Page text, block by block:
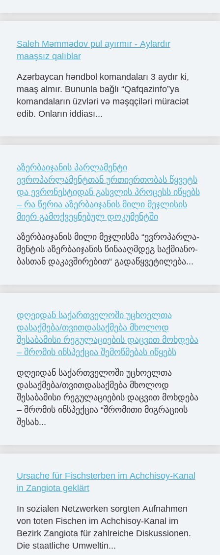
Saleh Məmmədov pul ayırmır - Aylardır
maaşsız qalıblar
Azərbaycan həndbol komandaları 3 aydır ki,
maaş almır. Bununla bağlı “Qafqazinfo”ya
komandaların üzvləri və məşqçiləri müraciət
edib. Onların iddiası...
აზერბაიჯანის პარლამენტი
ევროპარლამენტთან ურთიერთობას წყვეტს
და ევრონესტიდან გასვლის პროცესს იწყებს
– რა წერია აზერბაიჯანის მილი მეჯლისის
მიერ გამოქვეყნებულ დოკუმენტში
აზერ­ბა­ი­ჯა­ნის მილი მე­ჯლის­მა “ევ­რო­პარ­ლა­
მენ­ტის აზერ­ბა­ი­ჯა­ნის წი­ნა­აღ­მდეგ საქ­მი­ა­ნო­
ბას­თან და­კავ­ში­რე­ბით“ გა­და­წყვე­ტი­ლე­ბა...
დღეიდან საქართველოში უცხოელთა
დასაქმება/თვითდასაქმება მხოლოდ
შესაბამისი რეგულაციების დაცვით მოხდება
– შრომის ინსპექცია შემოწმებას იწყებს
დღეიდან საქართველოში უცხოელთა
დასაქმება/თვითდასაქმება მხოლოდ
შესაბამისი რეგულაციების დაცვით მოხდება
– შრომის ინსპექცია “შრომითი მიგრაციის
შესახ...
Ursache für Fischsterben im Achchisoy-Kanal
in Zangiota geklärt
In sozialen Netzwerken sorgten Aufnahmen
von toten Fischen im Achchisoy-Kanal im
Bezirk Zangiota für zahlreiche Diskussionen.
Die staatliche Umweltin...